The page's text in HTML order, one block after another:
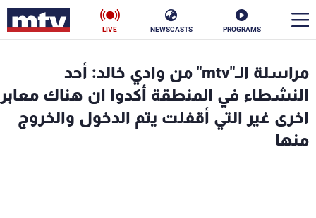
PROGRAMS
NEWSCASTS
LIVE
مراسلة الـ"mtv" من وادي خالد: أحد
النشطاء في المنطقة أكدوا ان هناك معابر
اخرى غير التي أقفلت يتم الدخول والخروج
منها
الأخبار
سياسة ناس